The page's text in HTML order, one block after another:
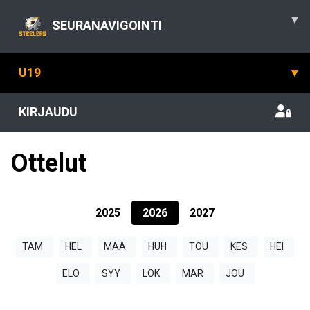
SEURANAVIGOINTI ▾
U19 ▾
KIRJAUDU
Ottelut
2025 2026 2027
TAM HEL MAA HUH TOU KES HEI
ELO SYY LOK MAR JOU